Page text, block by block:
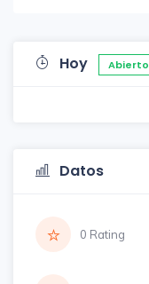
Hoy Abierto
Datos
0 Rating